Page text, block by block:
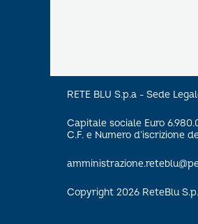
RETE BLU S.p.a - Sede
Capitale sociale Euro
C.F. e Numero d’iscrizione
Copyright 2026 ReteBlu